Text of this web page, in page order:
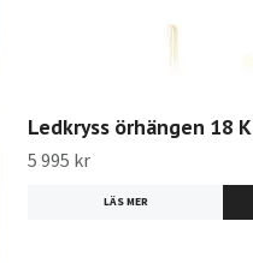
Ledkryss örhängen 18 K
5 995 kr
LÄS MER